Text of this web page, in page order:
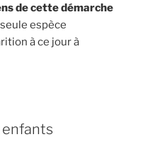
de cette démarche
espèce
à ce jour à
enfants